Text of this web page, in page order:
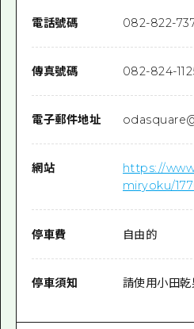
電話號碼 082-822-
傳真號碼 082-824-
電子郵件地址
網站
https://
miryoku/
停車費 自由的
停車須知 請使用小田乾